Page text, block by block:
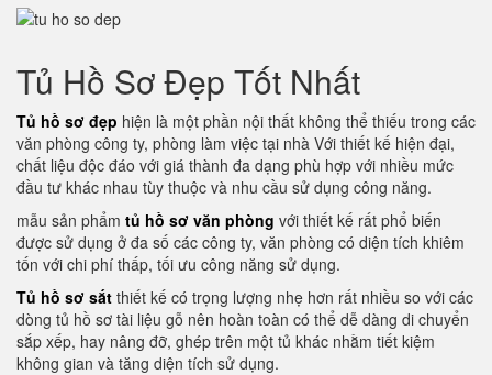
Tủ Hồ Sơ Đẹp Tốt Nhất
Tủ hồ sơ đẹp hiện là một phần nội thất không thể thiếu trong các
văn phòng công ty, phòng làm việc tại nhà Với thiết kế hiện đại,
chất liệu độc đáo với giá thành đa dạng phù hợp với nhiều mức
đầu tư khác nhau tùy thuộc và nhu cầu sử dụng công năng.
mẫu sản phẩm tủ hồ sơ văn phòng với thiết kế rất phổ biến
được sử dụng ở đa số các công ty, văn phòng có diện tích khiêm
tốn với chi phí thấp, tối ưu công năng sử dụng.
Tủ hồ sơ sắt thiết kế có trọng lượng nhẹ hơn rất nhiều so với các
dòng tủ hồ sơ tài liệu gỗ nên hoàn toàn có thể dễ dàng di chuyển
sắp xếp, hay nâng đỡ, ghép trên một tủ khác nhằm tiết kiệm
không gian và tăng diện tích sử dụng.